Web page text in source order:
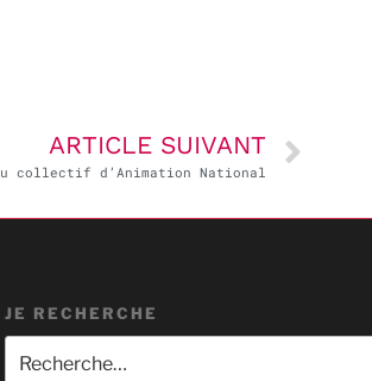
ARTICLE SUIVANT
collectif d’Animation National
JE RECHERCHE